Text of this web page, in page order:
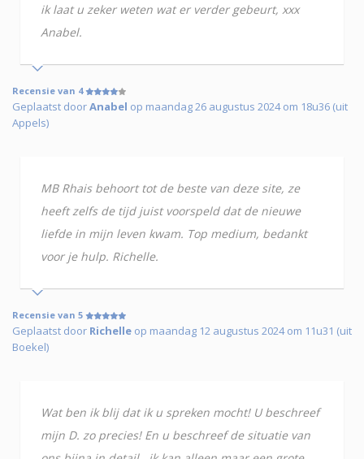
ik laat u zeker weten wat er verder gebeurt, xxx
Anabel.
Recensie van 4
Geplaatst doorAnabel op maandag 26 augustus 2024 om 18u36 (uit
Appels)
MB Rhais behoort tot de beste van deze site, ze
heeft zelfs de tijd juist voorspeld dat de nieuwe
liefde in mijn leven kwam. Top medium, bedankt
voor je hulp. Richelle.
Recensie van 5
Geplaatst door Richelle op maandag 12 augustus 2024 om 11u31 (uit
Boekel)
Wat ben ik blij dat ik u spreken mocht! U beschreef
mijn D. zo precies! En u beschreef de situatie van